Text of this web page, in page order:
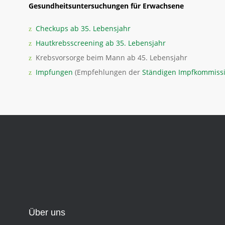
Gesundheitsuntersuchungen für Erwachsene
Checkups ab 35. Lebensjahr
Hautkrebsscreening ab 35. Lebensjahr
Krebsvorsorge beim Mann ab 45. Lebensjahr
Impfungen (Empfehlungen der Ständigen
Über uns